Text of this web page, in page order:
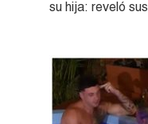
su hija: reveló